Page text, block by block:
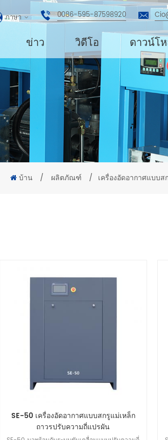
ภาษา 0086-595-87598920
ข่าว วิดีโอ ดาวน์โ
บ้าน / ผลิตภัณฑ์ / เครื่องอัดอากาศแบบส
SE-50 เครื่องอัดอากาศแบบสกรูแม่เหล็ก
ถาวรปรับความถี่แปรผัน